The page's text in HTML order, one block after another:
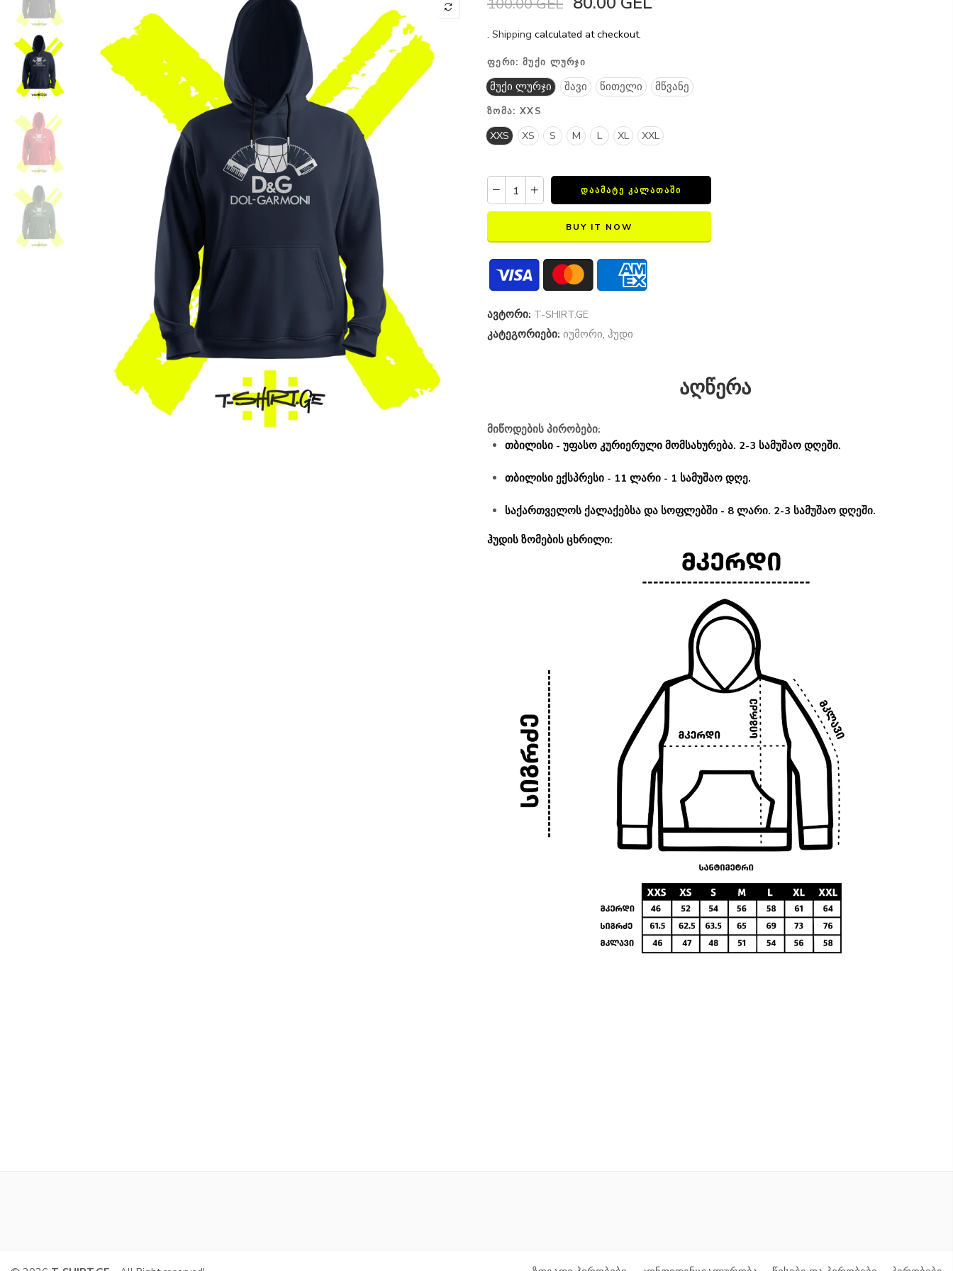
. Shipping calculated at checkout.
ᲤᲔᲠᲘ: ᲛᲣᲥᲘ ᲚᲣᲠᲯᲘ
მუქი ლურჯი შავი წითელი მწვანე
ᲖᲝᲛᲐ: XXS
XXS XS S M L XL XXL
ᲓᲐᲐᲛᲐᲢᲔ ᲙᲐᲚᲐᲗᲐᲨᲘ
BUY IT NOW
ავტორი: T-SHIRT.GE
კატეგორიები: იუმორი, ჰუდი
აღწერა
მიწოდების პირობები:
თბილისი - უფასო კურიერული მომსახურება. 2-3 სამუშაო დღეში.
თბილისი ექსპრესი - 11 ლარი - 1 სამუშაო დღე.
საქართველოს ქალაქებსა და სოფლებში - 8 ლარი. 2-3 სამუშაო დღეში.
ჰუდის ზომების ცხრილი: